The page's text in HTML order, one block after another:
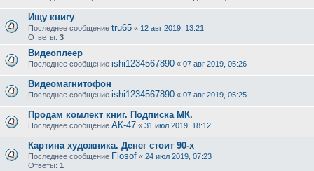
Ищу книгу
Последнее сообщение tru65 « 12 авг 2019, 13:21
Ответы: 3
Видеоплеер
Последнее сообщение ishi1234567890 « 07 авг 2019, 05:26
Видеомагнитофон
Последнее сообщение ishi1234567890 « 07 авг 2019, 05:25
Продам комлект книг. Подписка МК.
Последнее сообщение АК-47 « 31 июл 2019, 18:12
Картина художника. Денег стоит 90-х
Последнее сообщение Fiosof « 24 июл 2019, 07:23
Ответы: 1